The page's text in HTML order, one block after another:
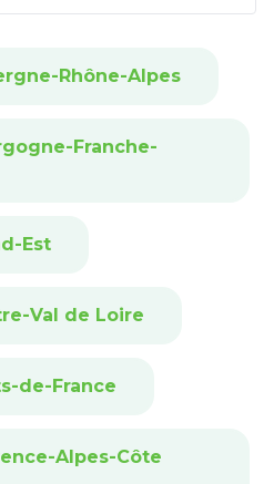
Rhône-Alpes
Franche-
Est
Val de Loire
de-France
Alpes-Côte